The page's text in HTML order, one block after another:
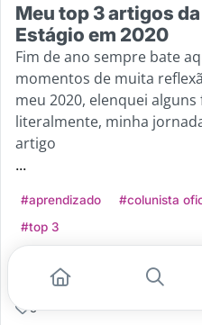
Meu top 3 artigos
Estágio em 2020
Fim de ano sempre bate
momentos de muita
meu 2020, elenquei
literalmente, minha
artigo
...
#aprendizado #colunista
#top 3
Leia mais
5